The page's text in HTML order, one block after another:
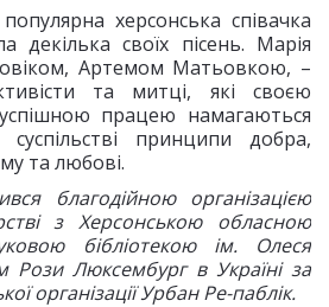
херсонська співачка
декілька своїх пісень. Марія
Артемом Матьовкою, –
та митці, які своєю
працею намагаються
принципи добра,
та любові.
благодійною організацією
з Херсонською обласною
бібліотекою ім. Олеся
Люксембург в Україні за
організації Урбан Ре-паблік.